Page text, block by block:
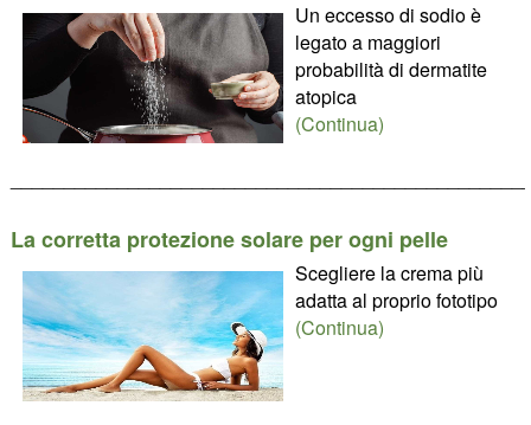
Un eccesso di sodio è
legato a maggiori
probabilità di dermatite
atopica
(Continua)
La corretta protezione solare per ogni pelle
Scegliere la crema più
adatta al proprio fototipo
(Continua)